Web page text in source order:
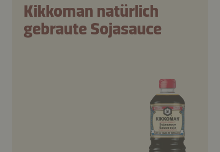
Kikkoman natürlich
gebraute Sojasauce